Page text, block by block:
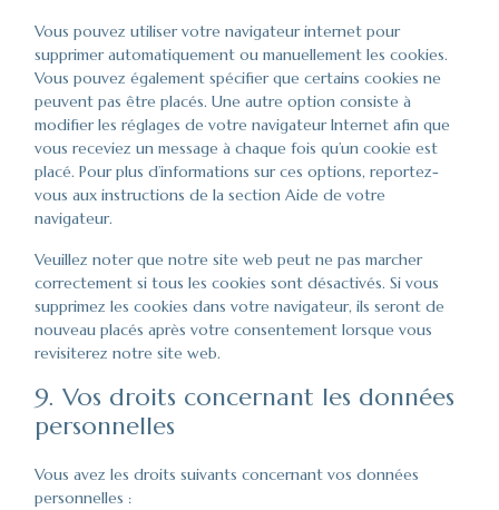
Vous pouvez utiliser votre navigateur internet pour
supprimer automatiquement ou manuellement les cookies.
Vous pouvez également spécifier que certains cookies ne
peuvent pas être placés. Une autre option consiste à
modifier les réglages de votre navigateur Internet afin que
vous receviez un message à chaque fois qu’un cookie est
placé. Pour plus d’informations sur ces options, reportez-
vous aux instructions de la section Aide de votre
navigateur.
Veuillez noter que notre site web peut ne pas marcher
correctement si tous les cookies sont désactivés. Si vous
supprimez les cookies dans votre navigateur, ils seront de
nouveau placés après votre consentement lorsque vous
revisiterez notre site web.
9. Vos droits concernant les données
personnelles
Vous avez les droits suivants concernant vos données
personnelles :